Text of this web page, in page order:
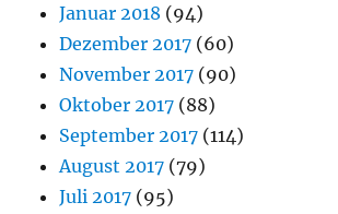
Januar 2018 (94)
Dezember 2017 (60)
November 2017 (90)
Oktober 2017 (88)
September 2017 (114)
August 2017 (79)
Juli 2017 (95)